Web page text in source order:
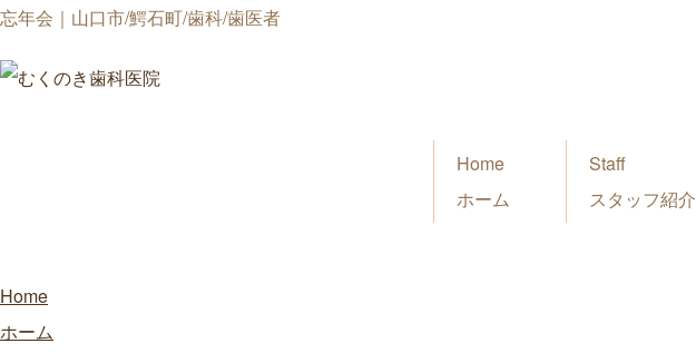
忘年会｜山口市/鰐石町/歯科/歯医者
Home
ホーム
Staff
スタッフ紹介
Home
ホーム